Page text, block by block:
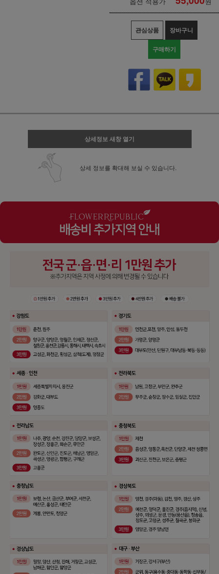
관심상품 장바구니
구매하기
상세정보 새창 열기
상세 정보를 확대해 보실 수 있습니다.